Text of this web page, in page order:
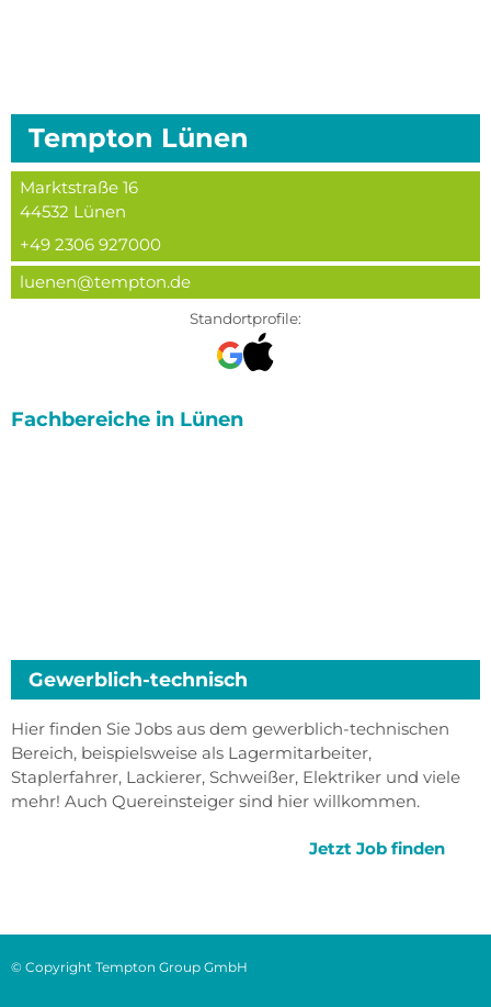
Tempton Lünen
Marktstraße 16
44532 Lünen
+49 2306 927000
luenen@tempton.de
Standortprofile:
Fachbereiche in Lünen
Gewerblich-technisch
Hier finden Sie Jobs aus dem gewerblich-technischen
Bereich, beispielsweise als Lagermitarbeiter,
Staplerfahrer, Lackierer, Schweißer, Elektriker und viele
mehr! Auch Quereinsteiger sind hier willkommen.
Jetzt Job finden
© Copyright Tempton Group GmbH